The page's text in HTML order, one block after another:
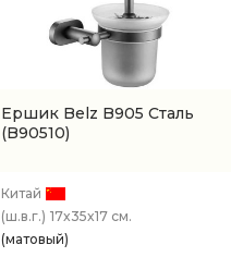
Ершик Belz B905 Сталь
(B90510)
Китай
(ш.в.г.) 17x35x17 см.
(матовый)